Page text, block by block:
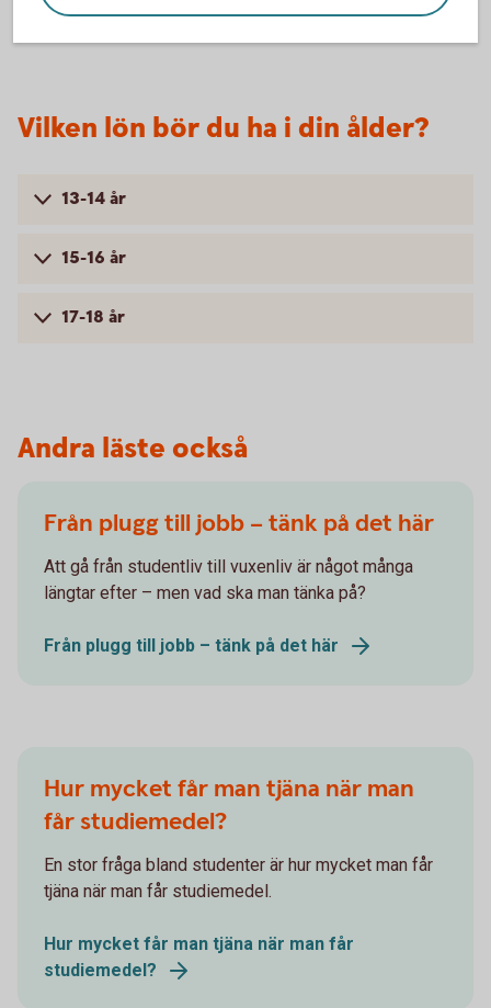
Vilken lön bör du ha i din ålder?
13-14 år
15-16 år
17-18 år
Andra läste också
Från plugg till jobb – tänk på det här
Att gå från studentliv till vuxenliv är något många
längtar efter – men vad ska man tänka på?
Från plugg till jobb – tänk på det här
Hur mycket får man tjäna när man
får studiemedel?
En stor fråga bland studenter är hur mycket man får
tjäna när man får studiemedel.
Hur mycket får man tjäna när man får
studiemedel?